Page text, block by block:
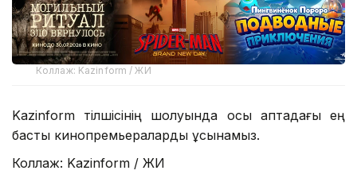
Коллаж: Kazinform / ЖИ
Kazinform тілшісінің шолуында осы аптадағы ең
басты кинопремьераларды ұсынамыз.
Коллаж: Kazinform / ЖИ